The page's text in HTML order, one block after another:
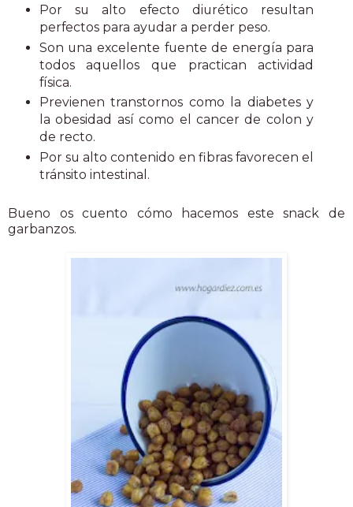
Por su alto efecto diurético resultan
perfectos para ayudar a perder peso.
Son una excelente fuente de energía para
todos aquellos que practican actividad
física.
Previenen transtornos como la diabetes y
la obesidad así como el cancer de colon y
de recto.
Por su alto contenido en fibras favorecen el
tránsito intestinal.
Bueno os cuento cómo hacemos este snack de
garbanzos.